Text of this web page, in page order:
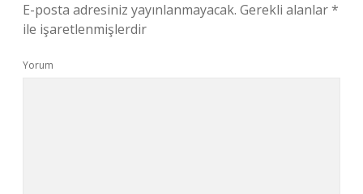
E-posta adresiniz yayınlanmayacak. Gerekli alanlar*
ile işaretlenmişlerdir
Yorum